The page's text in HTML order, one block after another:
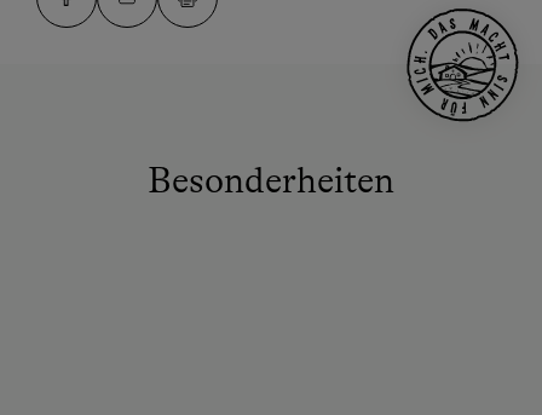
Besonderheiten